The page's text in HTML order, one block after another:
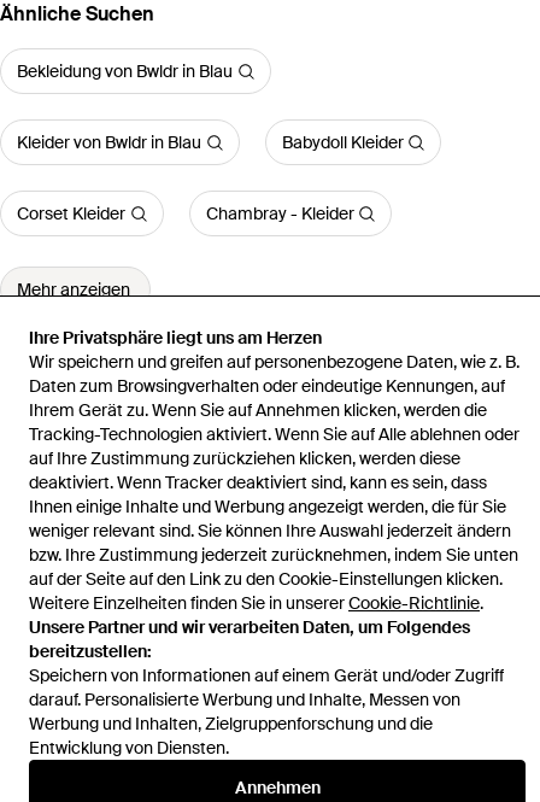
Ihre Privatsphäre liegt uns am Herzen
Wir speichern und greifen auf personenbezogene Daten, wie z. B.
Daten zum Browsingverhalten oder eindeutige Kennungen, auf
Ihrem Gerät zu. Wenn Sie auf Annehmen klicken, werden die
Tracking-Technologien aktiviert. Wenn Sie auf Alle ablehnen oder
auf Ihre Zustimmung zurückziehen klicken, werden diese
deaktiviert. Wenn Tracker deaktiviert sind, kann es sein, dass
Ihnen einige Inhalte und Werbung angezeigt werden, die für Sie
weniger relevant sind. Sie können Ihre Auswahl jederzeit ändern
bzw. Ihre Zustimmung jederzeit zurücknehmen, indem Sie unten
auf der Seite auf den Link zu den Cookie-Einstellungen klicken.
Weitere Einzelheiten finden Sie in unsererCookie-Richtlinie.
Unsere Partner und wir verarbeiten Daten, um Folgendes
bereitzustellen:
Speichern von Informationen auf einem Gerät und/oder Zugriff
darauf. Personalisierte Werbung und Inhalte, Messen von
Werbung und Inhalten, Zielgruppenforschung und die
Entwicklung von Diensten.
Annehmen
Ähnliche Suchen
Bekleidung von Bwldr in Blau
Kleider von Bwldr in Blau Babydoll Kleider
Corset Kleider Chambray - Kleider
Mehr anzeigen
Startseite Damen Kleider BWLDR Kleider Blusenkleid Lola
Hilfe und Informationen